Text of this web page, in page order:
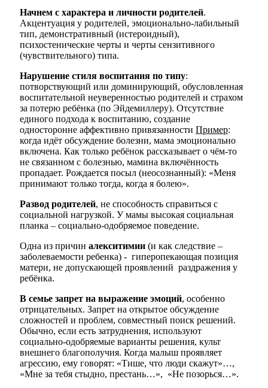
Начнем с характера и личности родителей.
Акцентуация у родителей, эмоционально-лабильный
тип, демонстративный (истероидный),
психостенические черты и черты сензитивного
(чувствительного) типа.
Нарушение стиля воспитания по типу:
потворствующий или доминирующий, обусловленная
воспитательной неуверенностью родителей и страхом
за потерю ребёнка (по Эйдемиллеру). Отсутствие
единого подхода к воспитанию, создание
односторонне аффективно привязанности Пример:
когда идёт обсуждение болезни, мама эмоционально
включена. Как только ребёнок рассказывает о чём-то
не связанном с болезнью, мамина включённость
пропадает. Рождается посыл (неосознанный): «Меня
принимают только тогда, когда я болею».
Развод родителей, не способность справиться с
социальной нагрузкой. У мамы высокая социальная
планка – социально-одобряемое поведение.
Одна из причин алекситимии (и как следствие –
заболеваемости ребенка) - гиперопекающая позиция
матери, не допускающей проявлений раздражения у
ребёнка.
В семье запрет на выражение эмоций, особенно
отрицательных. Запрет на открытое обсуждение
сложностей и проблем, совместный поиск решений.
Обычно, если есть затруднения, используют
социально-одобряемые варианты решения, культ
внешнего благополучия. Когда малыш проявляет
агрессию, ему говорят: «Тише, что люди скажут»…,
«Мне за тебя стыдно, престань…», «Не позорься…».